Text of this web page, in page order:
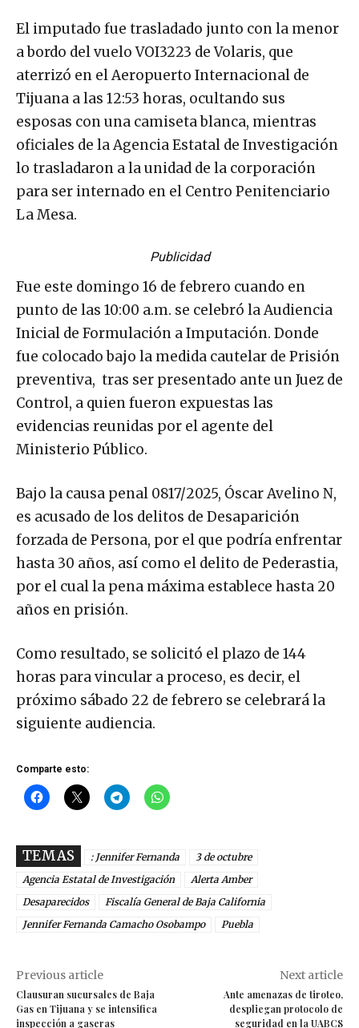
El imputado fue trasladado junto con la menor
a bordo del vuelo VOI3223 de Volaris, que
aterrizó en el Aeropuerto Internacional de
Tijuana a las 12:53 horas, ocultando sus
esposas con una camiseta blanca, mientras
oficiales de la Agencia Estatal de Investigación
lo trasladaron a la unidad de la corporación
para ser internado en el Centro Penitenciario
La Mesa.
Publicidad
Fue este domingo 16 de febrero cuando en
punto de las 10:00 a.m. se celebró la Audiencia
Inicial de Formulación a Imputación. Donde
fue colocado bajo la medida cautelar de Prisión
preventiva, tras ser presentado ante un Juez de
Control, a quien fueron expuestas las
evidencias reunidas por el agente del
Ministerio Público.
Bajo la causa penal 0817/2025, Óscar Avelino N,
es acusado de los delitos de Desaparición
forzada de Persona, por el que podría enfrentar
hasta 30 años, así como el delito de Pederastia,
por el cual la pena máxima establece hasta 20
años en prisión.
Como resultado, se solicitó el plazo de 144
horas para vincular a proceso, es decir, el
próximo sábado 22 de febrero se celebrará la
siguiente audiencia.
Comparte esto:
TEMAS : Jennifer Fernanda
3 de octubre
Agencia Estatal de Investigación
Alerta Amber
Desaparecidos
Fiscalía General de Baja California
Jennifer Fernanda Camacho Osobampo
Puebla
Previous article
Clausuran sucursales de Baja
Gas en Tijuana y se intensifica
inspección a gaseras
Next article
Ante amenazas de tiroteo,
despliegan protocolo de
seguridad en la UABCS